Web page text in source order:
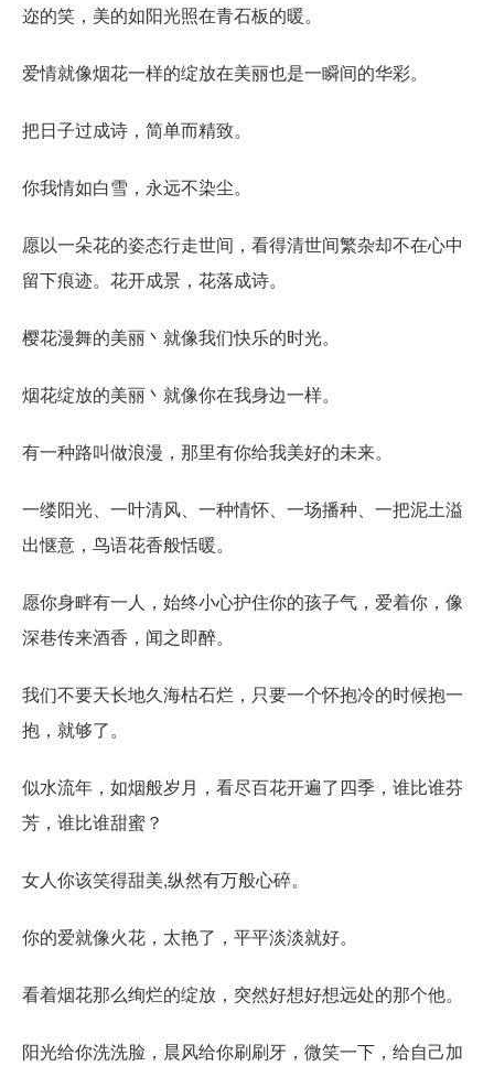
迩的笑，美的如阳光照在青石板的暖。
爱情就像烟花一样的绽放在美丽也是一瞬间的华彩。
把日子过成诗，简单而精致。
你我情如白雪，永远不染尘。
愿以一朵花的姿态行走世间，看得清世间繁杂却不在心中
留下痕迹。花开成景，花落成诗。
樱花漫舞的美丽丶就像我们快乐的时光。
烟花绽放的美丽丶就像你在我身边一样。
有一种路叫做浪漫，那里有你给我美好的未来。
一缕阳光、一叶清风、一种情怀、一场播种、一把泥土溢
出惬意，鸟语花香般恬暖。
愿你身畔有一人，始终小心护住你的孩子气，爱着你，像
深巷传来酒香，闻之即醉。
我们不要天长地久海枯石烂，只要一个怀抱冷的时候抱一
抱，就够了。
似水流年，如烟般岁月，看尽百花开遍了四季，谁比谁芬
芳，谁比谁甜蜜？
女人你该笑得甜美,纵然有万般心碎。
你的爱就像火花，太艳了，平平淡淡就好。
看着烟花那么绚烂的绽放，突然好想好想远处的那个他。
阳光给你洗洗脸，晨风给你刷刷牙，微笑一下，给自己加